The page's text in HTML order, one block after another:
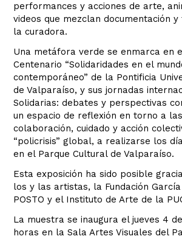
performances y acciones de arte,
videos que mezclan documentación y
la curadora.
Una metáfora verde se enmarca en
Centenario “Solidaridades en el
contemporáneo” de la Pontificia
de Valparaíso, y sus jornadas
Solidarias: debates y perspectivas
un espacio de reflexión en torno a
colaboración, cuidado y acción
“policrisis” global, a realizarse los
en el Parque Cultural de Valparaíso.
Esta exposición ha sido posible
los y las artistas, la Fundación
POSTO y el Instituto de Arte de la
La muestra se inaugura el jueves 4
horas en la Sala Artes Visuales del